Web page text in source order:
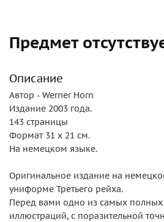
Предмет
Описание
Автор - Werner Horn
Издание 2003 года.
143 страницы
Формат 31 х 21 см.
На немецком языке.
Оригинальное издание на
униформе Третьего рейха.
Перед вами одно из самых
иллюстраций, с поразительной